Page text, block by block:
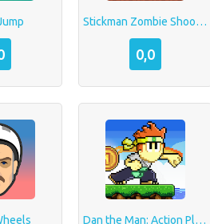
Stickman Zombie Shooter: Fight Platformer
0,0
Dan the Man: Action Platformer